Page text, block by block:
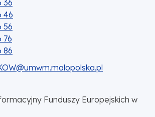
36
46
56
76
86
Funduszy Europejskich w